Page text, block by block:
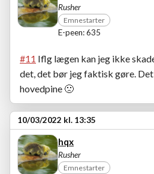
Rusher
Emnestarter
E-peen: 635
#11 Iflg lægen kan jeg ikke
det, det bør jeg faktisk gøre.
hovedpine 🙁
10/03/2022 kl. 13:35
hqx
Rusher
Emnestarter